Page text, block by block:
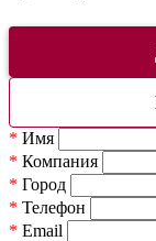
* Имя
* Компания
* Город
* Телефон
* Email